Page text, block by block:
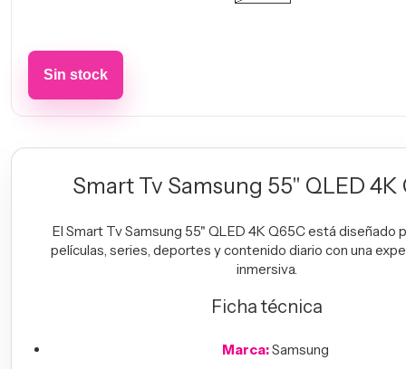
Smart Tv Samsung 55" QLED 4K
El Smart Tv Samsung 55" QLED 4K Q65C está diseñado
películas, series, deportes y contenido diario con una
inmersiva.
Ficha técnica
Marca:Samsung